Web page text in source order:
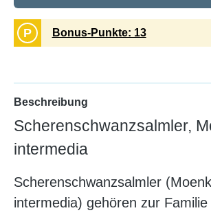
P Bonus-Punkte: 13
Beschreibung
Scherenschwanzsalmler,
intermedia
Scherenschwanzsalmler
intermedia) gehören zur